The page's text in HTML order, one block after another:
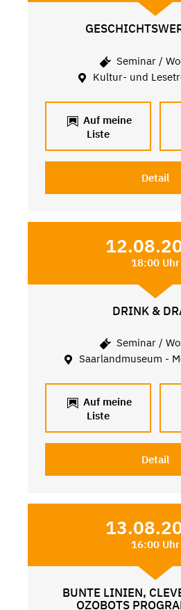
Seminar /
Kultur- und
Auf meine
Liste
Detail
18:00 Uhr
DRINK &
Seminar /
Saarlandmuseum -
Auf meine
Liste
Detail
16:00 Uhr
BUNTE LINIEN,
OZOBOTS